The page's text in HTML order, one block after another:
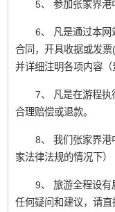
5、 参加张家界港
6、 凡是通过本网
合同，开具收据或发
并详细注明各项内容
7、 凡是在游程执
合理赔偿或退款。
8、 我们张家界港
家法律法规的情况下）
9、 旅游全程设有
任何疑问和建议，请